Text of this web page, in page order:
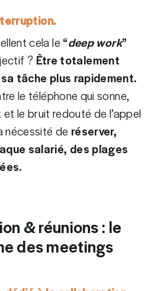
cela le “deep work”
? Être totalement
tâche plus rapidement.
le téléphone qui sonne,
le bruit redouté de l’appel
nécessité de réserver,
salarié, des plages
& réunions : le
des meetings